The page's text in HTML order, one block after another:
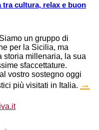
tra cultura, relax e buon
un gruppo di
per la Sicilia, ma
storia millenaria, la sua
sfaccettature.
vostro sostegno oggi
più visitati in Italia. →